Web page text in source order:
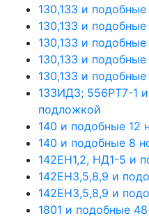
130,133 и
130,133 и
130,133 и
130,133 и
130,133 и
133ИД3; 556РТ7-1
подложкой
140 и подобные 12
140 и подобные 8
142ЕН1,2, НД1-5 и
142ЕН3,5,8,9 и
142ЕН3,5,8,9 и
1801 и подобные